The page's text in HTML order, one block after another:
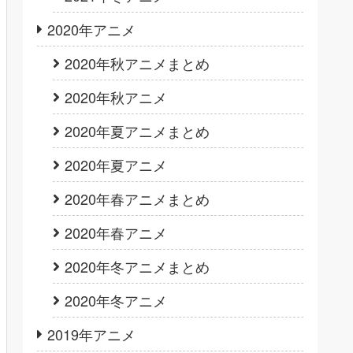
2020年アニメ
2020年秋アニメまとめ
2020年秋アニメ
2020年夏アニメまとめ
2020年夏アニメ
2020年春アニメまとめ
2020年春アニメ
2020年冬アニメまとめ
2020年冬アニメ
2019年アニメ